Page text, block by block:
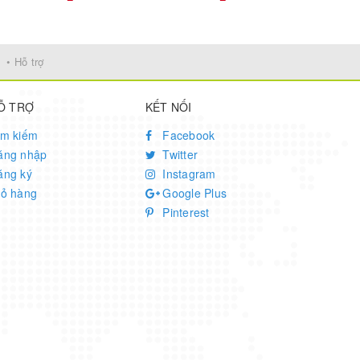
• Hỗ trợ
TRỢ
kiếm
nhập
ký
hàng
KẾT NỐI
Facebook
Twitter
Instagram
Google Plus
Pinterest